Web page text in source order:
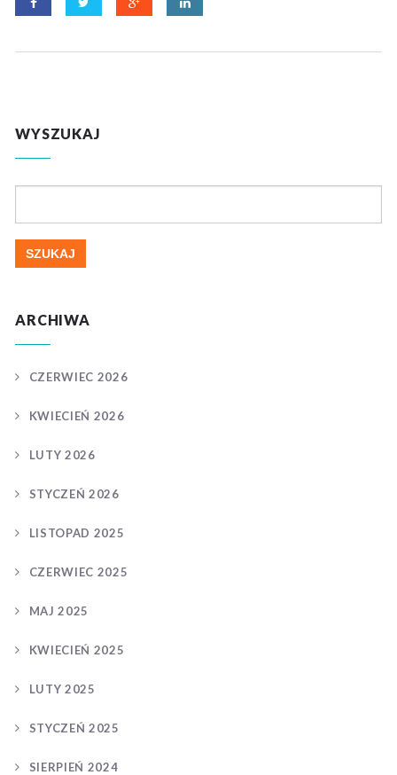
WYSZUKAJ
ARCHIWA
CZERWIEC 2026
KWIECIEŃ 2026
LUTY 2026
STYCZEŃ 2026
LISTOPAD 2025
CZERWIEC 2025
MAJ 2025
KWIECIEŃ 2025
LUTY 2025
STYCZEŃ 2025
SIERPIEŃ 2024